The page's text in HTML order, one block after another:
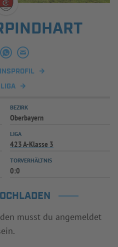
SPIELPLUS
BEZIRK
Oberbayern
LIGA
423 A-Klasse 3
TORVERHÄLTNIS
0:0
musst du angemeldet